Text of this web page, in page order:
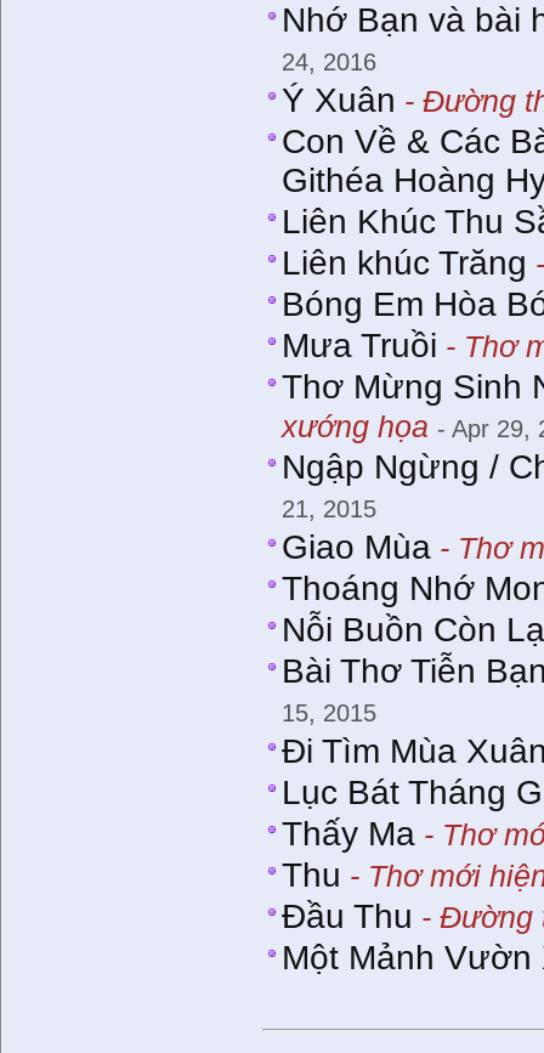
Nhớ Bạn và bài
24, 2016
Ý Xuân - Đường
Con Về & Các
Githéa Hoàng
Liên Khúc Thu
Liên khúc Trăng
Bóng Em Hòa
Mưa Truồi - Thơ
​Thơ Mừng Sinh
xướng họa - Apr 29,
Ngập Ngừng /
21, 2015
Giao Mùa - Thơ
Thoáng Nhớ
Nỗi Buồn Còn
Bài Thơ Tiễn
15, 2015
Đi Tìm Mùa
Lục Bát Tháng
Thấy Ma - Thơ
Thu - Thơ mới
Đầu Thu - Đường
Một Mảnh Vườn